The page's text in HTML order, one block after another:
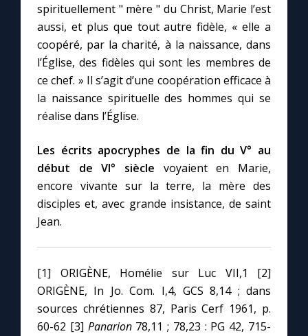
spirituellement " mère " du Christ, Marie l’est
aussi, et plus que tout autre fidèle, « elle a
coopéré, par la charité, à la naissance, dans
l’Église, des fidèles qui sont les membres de
ce chef. » Il s’agit d’une coopération efficace à
la naissance spirituelle des hommes qui se
réalise dans l’Église.
Les écrits apocryphes de la fin du V° au
début de VI° siècle voyaient en Marie,
encore vivante sur la terre, la mère des
disciples et, avec grande insistance, de saint
Jean.
[1] ORIGÈNE, Homélie sur Luc VII,1 [2]
ORIGÈNE, In Jo. Com. I,4, GCS 8,14 ; dans
sources chrétiennes 87, Paris Cerf 1961, p.
60-62 [3] Panarion78,11 ; 78,23 : PG 42, 715-